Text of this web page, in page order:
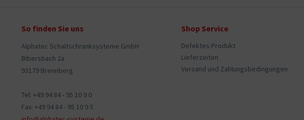
So finden Sie uns
Alphatec Schaltschranksysteme GmbH
Bibersbach 2a
93179 Brennberg
Tel: +49 94 84 - 95 10 9 0
Fax: +49 94 84 - 95 10 9 5
Shop Service
Defektes Produkt
Lieferzeiten
Versand und Zahlungsbedingungen